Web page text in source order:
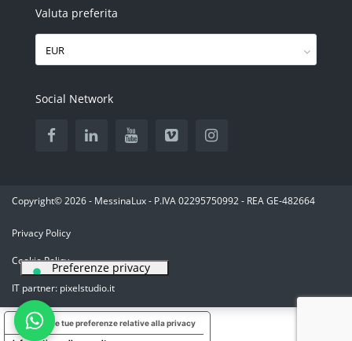
Valuta preferita
EUR
Social Network
Copyright© 2026 - MessinaLux - P.IVA 02295750992 - REA GE-482664
Privacy Policy
Cookie Policy
IT partner: pixelstudio.it
Le tue preferenze relative alla privacy